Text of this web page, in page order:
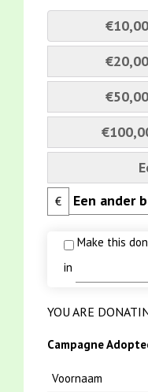
€10,00
€20,00
€50,00
€
Make this
in
YOU ARE
Campagne